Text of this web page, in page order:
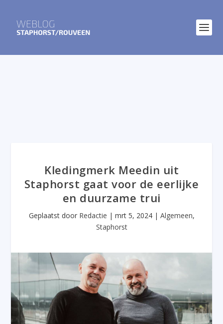
Kledingmerk Meedin uit
Staphorst gaat voor de eerlijke
en duurzame trui
Geplaatst door Redactie | mrt 5, 2024| Algemeen,
Staphorst